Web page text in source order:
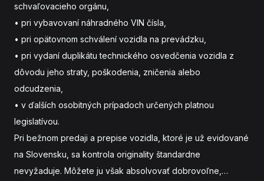
schvaľovacieho orgánu,
• pri vybavovaní náhradného VIN čísla,
• pri opätovnom schválení vozidla na prevádzku,
• pri vydaní duplikátu technického osvedčenia vozidla z
dôvodu jeho straty, poškodenia, zničenia alebo
odcudzenia,
• v ďalších osobitných prípadoch určených platnou
legislatívou.
Pri bežnom predaji a prepise vozidla, ktoré je už evidované
na Slovensku, sa kontrola originality štandardne
nevyžaduje. Môžete ju však absolvovať dobrovoľne,